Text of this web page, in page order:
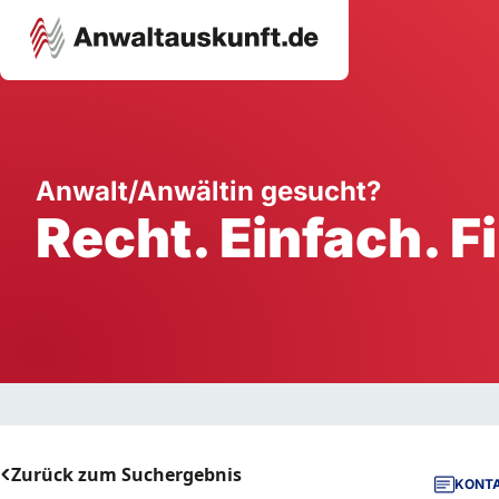
Ausbildung
Handwerk
Dienstleistung
Anwalt/Anwältin gesucht?
Recht. Einfach.
Zurück zum Suchergebnis